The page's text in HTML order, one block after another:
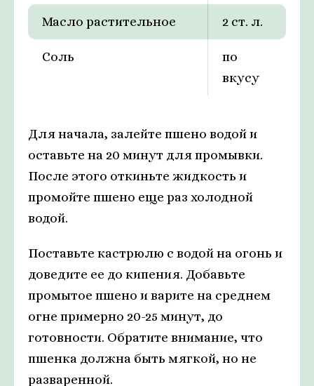
Масло растительное 2 ст. л.
Соль
по
вкусу
Для начала, залейте пшено водой и
оставьте на 20 минут для промывки.
После этого откиньте жидкость и
промойте пшено еще раз холодной
водой.
Поставьте кастрюлю с водой на огонь и
доведите ее до кипения. Добавьте
промытое пшено и варите на среднем
огне примерно 20-25 минут, до
готовности. Обратите внимание, что
пшенка должна быть мягкой, но не
разваренной.